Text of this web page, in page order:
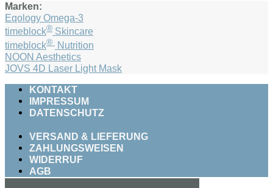
Marken:
Eqology Omega-3
timeblock® Skincare
timeblock® Nutrition
NOON Aesthetics
JOVS 4D Laser Light Mask
KONTAKT
IMPRESSUM
DATENSCHUTZ
VERSAND & LIEFERUNG
ZAHLUNGSWEISEN
WIDERRUF
AGB